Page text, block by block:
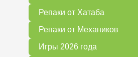
Репаки от Хатаба
Репаки от Механиков
Игры 2026 года